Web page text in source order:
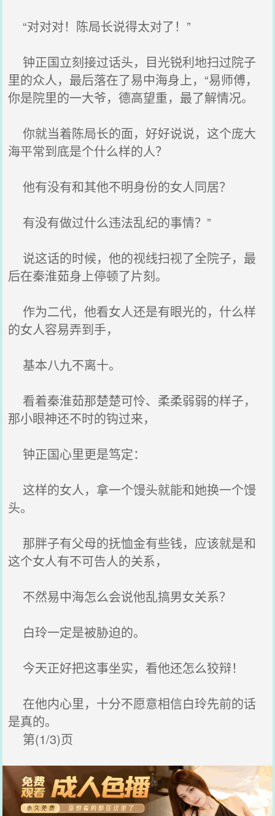
“对对对！陈局长说得太对了！”
钟正国立刻接过话头，目光锐利地扫过院子
里的众人，最后落在了易中海身上，“易师傅，
你是院里的一大爷，德高望重，最了解情况。
你就当着陈局长的面，好好说说，这个庞大
海平常到底是个什么样的人？
他有没有和其他不明身份的女人同居？
有没有做过什么违法乱纪的事情？”
说这话的时候，他的视线扫视了全院子，最
后在秦淮茹身上停顿了片刻。
作为二代，他看女人还是有眼光的，什么样
的女人容易弄到手，
基本八九不离十。
看着秦淮茹那楚楚可怜、柔柔弱弱的样子，
那小眼神还不时的钩过来，
钟正国心里更是笃定：
这样的女人，拿一个馒头就能和她换一个馒
头。
那胖子有父母的抚恤金有些钱，应该就是和
这个女人有不可告人的关系，
不然易中海怎么会说他乱搞男女关系？
白玲一定是被胁迫的。
今天正好把这事坐实，看他还怎么狡辩！
在他内心里，十分不愿意相信白玲先前的话
是真的。
第(1/3)页